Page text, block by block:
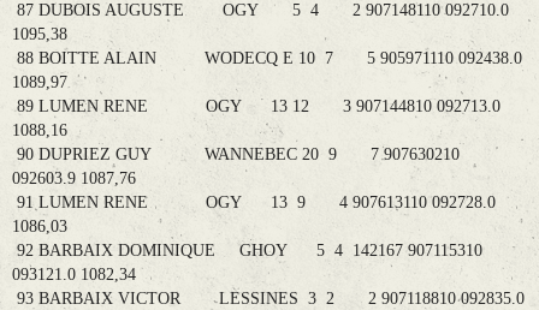
87 DUBOIS AUGUSTE OGY 5 4 2 907148110 092710.0
1095,38
88 BOITTE ALAIN WODECQ E 10 7 5 905971110 092438.0
1089,97
89 LUMEN RENE OGY 13 12 3 907144810 092713.0
1088,16
90 DUPRIEZ GUY WANNEBEC 20 9 7 907630210
092603.9 1087,76
91 LUMEN RENE OGY 13 9 4 907613110 092728.0
1086,03
92 BARBAIX DOMINIQUE GHOY 5 4 142167 907115310
093121.0 1082,34
93 BARBAIX VICTOR LESSINES 3 2 2 907118810 092835.0